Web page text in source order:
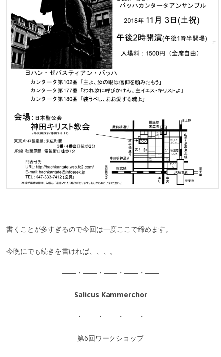
書くことが多すぎるので今回は一度ここで締めます。
今晩にでも続きを書ければ、、、。
――・――・――・――・――
Salicus Kammerchor
――・――・――・――・――
第6回ワークショップ